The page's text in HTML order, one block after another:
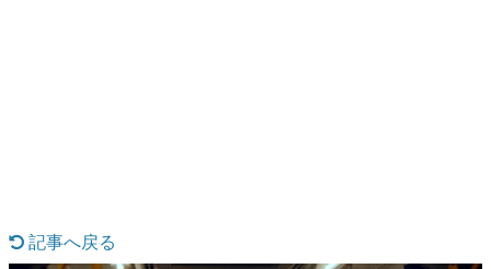
記事へ戻る